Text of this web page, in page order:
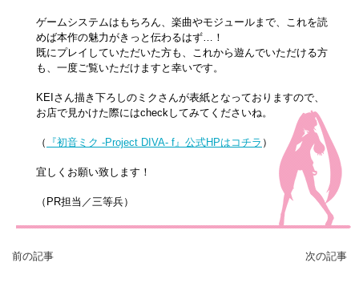
ゲームシステムはもちろん、楽曲やモジュールまで、これを読
めば本作の魅力がきっと伝わるはず…！
既にプレイしていただいた方も、これから遊んでいただける方
も、一度ご覧いただけますと幸いです。
KEIさん描き下ろしのミクさんが表紙となっておりますので、
お店で見かけた際にはcheckしてみてくださいね。
（ 『初音ミク -Project DIVA- f』公式HPはコチラ ）
宜しくお願い致します！
（PR担当／三等兵）
前の記事 次の記事